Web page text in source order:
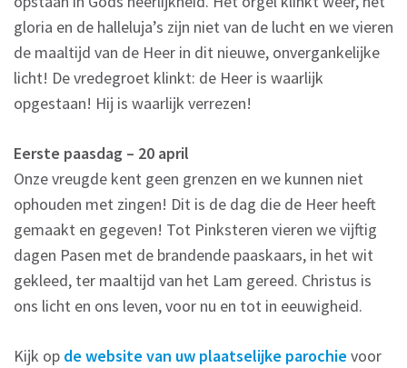
gloria en de halleluja’s zijn niet van de lucht en we vieren
de maaltijd van de Heer in dit nieuwe, onvergankelijke
licht! De vredegroet klinkt: de Heer is waarlijk
opgestaan! Hij is waarlijk verrezen!
Eerste paasdag – 20 april
Onze vreugde kent geen grenzen en we kunnen niet
ophouden met zingen! Dit is de dag die de Heer heeft
gemaakt en gegeven! Tot Pinksteren vieren we vijftig
dagen Pasen met de brandende paaskaars, in het wit
gekleed, ter maaltijd van het Lam gereed. Christus is
ons licht en ons leven, voor nu en tot in eeuwigheid.
Kijk op de website van uw plaatselijke parochie voor